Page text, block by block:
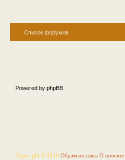
Список форумов
Powered by phpBB
Copyright © 2010 Обратная связь О проекте